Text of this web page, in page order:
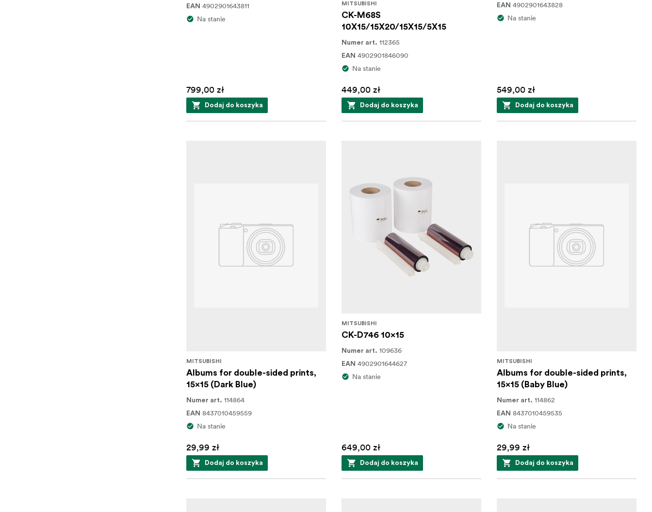
EAN 4902901643811
Na stanie
799,00 zł
Dodaj do koszyka
MITSUBISHI
CK-M68S
10X15/15X20/15X15/5X15
Numer art. 112365
EAN 4902901846090
Na stanie
449,00 zł
Dodaj do koszyka
EAN 4902901643828
Na stanie
549,00 zł
Dodaj do koszyka
MITSUBISHI
Albums for double-sided prints,
15x15 (Dark Blue)
Numer art. 114864
EAN 8437010459559
Na stanie
29,99 zł
Dodaj do koszyka
MITSUBISHI
CK-D746 10x15
Numer art. 109636
EAN 4902901644627
Na stanie
649,00 zł
Dodaj do koszyka
MITSUBISHI
Albums for double-sided prints,
15x15 (Baby Blue)
Numer art. 114862
EAN 8437010459535
Na stanie
29,99 zł
Dodaj do koszyka